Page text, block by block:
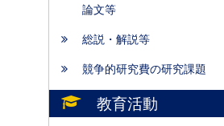
論文等
総説・解説等
競争的研究費の研究課題
教育活動